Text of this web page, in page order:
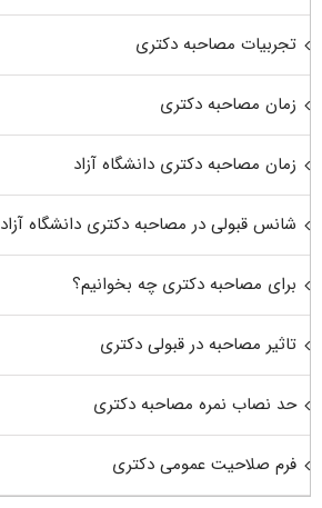
تجربیات مصاحبه دکتری
زمان مصاحبه دکتری
زمان مصاحبه دکتری دانشگاه آزاد
شانس قبولی در مصاحبه دکتری دانشگاه آزاد
برای مصاحبه دکتری چه بخوانیم؟
تاثیر مصاحبه در قبولی دکتری
حد نصاب نمره مصاحبه دکتری
فرم صلاحیت عمومی دکتری